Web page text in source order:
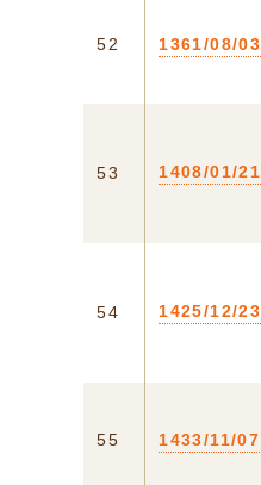
52 1361/08/03
53 1408/01/21
54 1425/12/23
55 1433/11/07